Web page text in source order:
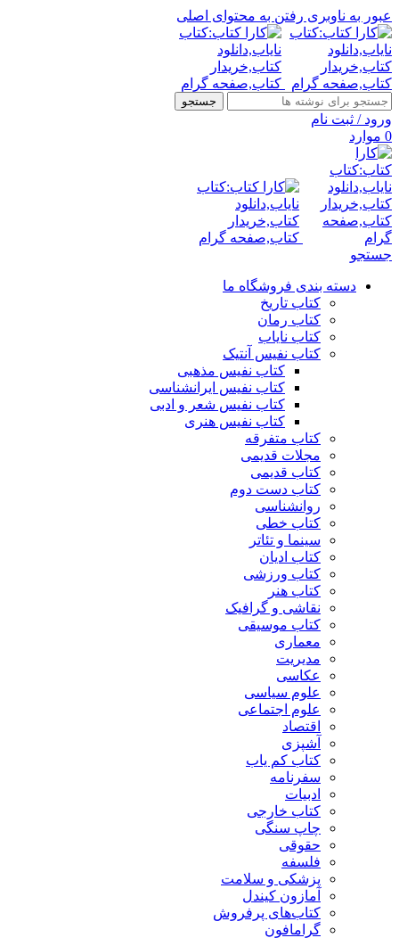
عبور به ناوبری رفتن به محتوای اصلی
جستجو
ورود / ثبت نام
0 موارد
جستجو
دسته بندی فروشگاه ما
کتاب تاریخ
کتاب رمان
کتاب نایاب
کتاب نفیس آنتیک
کتاب نفیس مذهبی
کتاب نفیس ایرانشناسی
کتاب نفیس شعر و ادبی
کتاب نفیس هنری
کتاب متفرقه
مجلات قدیمی
کتاب قدیمی
کتاب دست دوم
روانشناسی
کتاب خطی
سینما و تئاتر
کتاب ادیان
کتاب ورزشی
کتاب هنر
نقاشی و گرافیک
کتاب موسیقی
معماری
مدیریت
عکاسی
علوم سیاسی
علوم اجتماعی
اقتصاد
آشپزی
کتاب کم یاب
سفرنامه
ادبیات
کتاب خارجی
چاپ سنگی
حقوقی
فلسفه
پزشکی و سلامت
آمازون کیندل
کتاب‌های پرفروش
گرامافون